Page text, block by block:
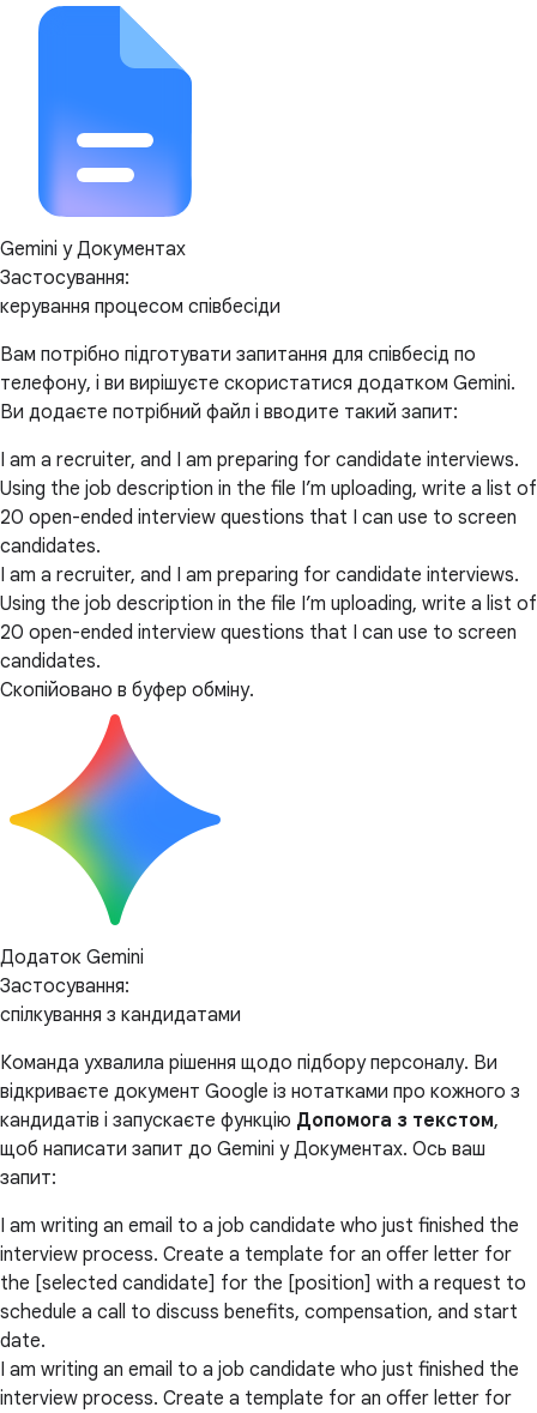
Gemini у Документах
Застосування:
керування процесом співбесіди
Вам потрібно підготувати запитання для співбесід по
телефону, і ви вирішуєте скористатися додатком Gemini.
Ви додаєте потрібний файл і вводите такий запит:
I am a recruiter, and I am preparing for candidate interviews.
Using the job description in the file I’m uploading, write a list of
20 open-ended interview questions that I can use to screen
candidates.
I am a recruiter, and I am preparing for candidate interviews.
Using the job description in the file I’m uploading, write a list of
20 open-ended interview questions that I can use to screen
candidates.
Скопійовано в буфер обміну.
Додаток Gemini
Застосування:
спілкування з кандидатами
Команда ухвалила рішення щодо підбору персоналу. Ви
відкриваєте документ Google із нотатками про кожного з
кандидатів і запускаєте функцію Допомога з текстом,
щоб написати запит до Gemini у Документах. Ось ваш
запит:
I am writing an email to a job candidate who just finished the
interview process. Create a template for an offer letter for
the [selected candidate] for the [position] with a request to
schedule a call to discuss benefits, compensation, and start
date.
I am writing an email to a job candidate who just finished the
interview process. Create a template for an offer letter for